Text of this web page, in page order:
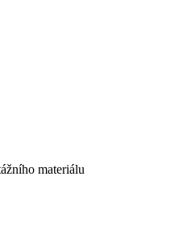
materiálu